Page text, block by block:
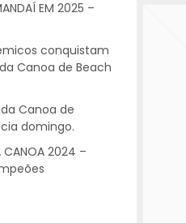
EM 2025 –
conquistam
Canoa de Beach
Canoa de
domingo.
CANOA 2024 –